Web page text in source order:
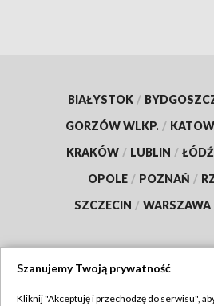
BIAŁYSTOK /
GORZÓW WLKP. /
KRAKÓW / LUBLIN / ŁÓDŹ
OPOLE / POZNAŃ /
SZCZECIN / WARSZAWA
Szanujemy Twoją prywatność
Kliknij "Akceptuję i przechodzę do serwisu",